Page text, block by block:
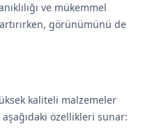
ve mükemmel
görünümünü de
kaliteli malzemeler
özellikleri sunar: